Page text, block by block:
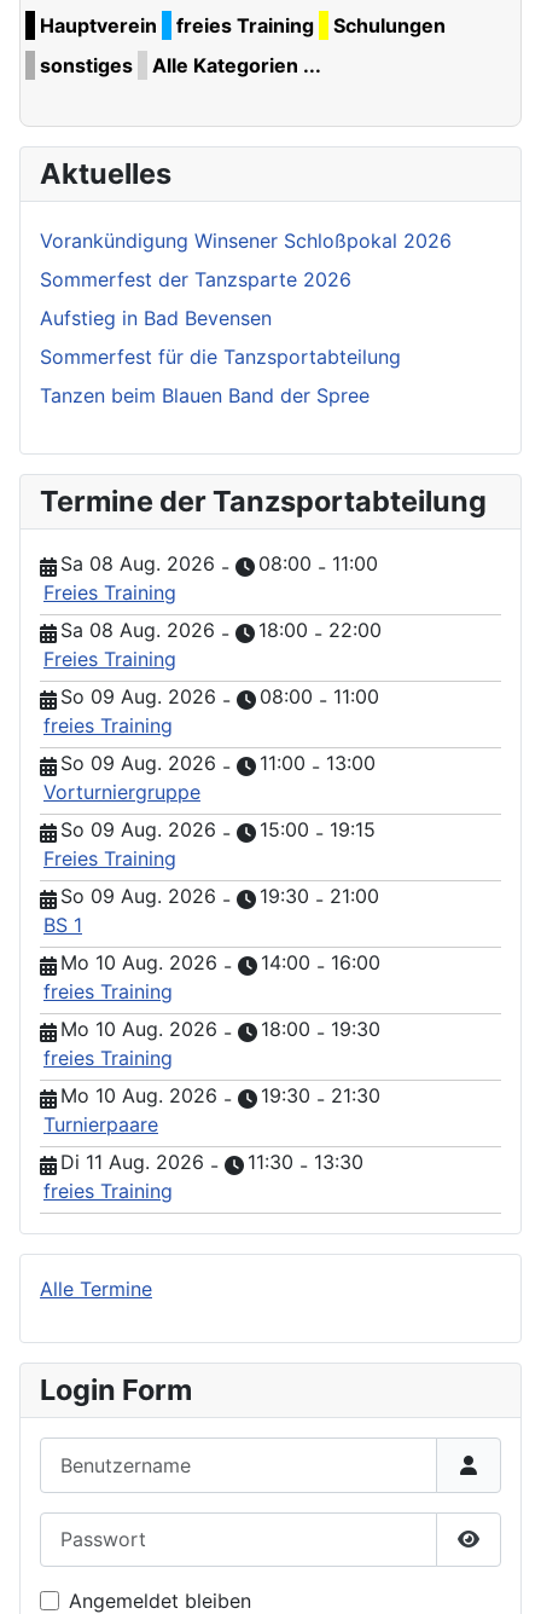
Hauptverein freies Training
Schulungen
sonstiges
Alle Kategorien ...
Aktuelles
Vorankündigung Winsener Schloßpokal 2026
Sommerfest der Tanzsparte 2026
Aufstieg in Bad Bevensen
Sommerfest für die Tanzsportabteilung
Tanzen beim Blauen Band der Spree
Termine der Tanzsportabteilung
Sa 08 Aug. 2026 - 08:00 - 11:00
Freies Training
Sa 08 Aug. 2026 - 18:00 - 22:00
Freies Training
So 09 Aug. 2026 - 08:00 - 11:00
freies Training
So 09 Aug. 2026 - 11:00 - 13:00
Vorturniergruppe
So 09 Aug. 2026 - 15:00 - 19:15
Freies Training
So 09 Aug. 2026 - 19:30 - 21:00
BS 1
Mo 10 Aug. 2026 - 14:00 - 16:00
freies Training
Mo 10 Aug. 2026 - 18:00 - 19:30
freies Training
Mo 10 Aug. 2026 - 19:30 - 21:30
Turnierpaare
Di 11 Aug. 2026 - 11:30 - 13:30
freies Training
Alle Termine
Login Form
Angemeldet bleiben